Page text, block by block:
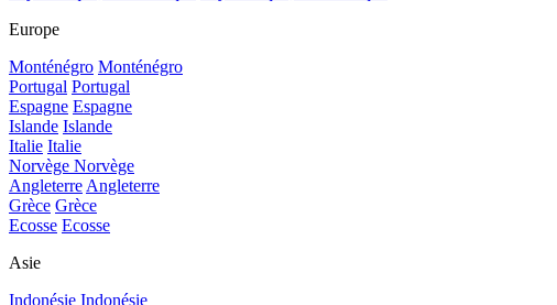
Europe
Monténégro Monténégro
Portugal Portugal
Espagne Espagne
Islande Islande
Italie Italie
Norvège Norvège
AngleterreAngleterre
Grèce Grèce
Ecosse Ecosse
Asie
Indonésie Indonésie